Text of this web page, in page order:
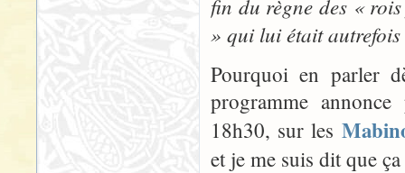
fin du règne des «
» qui lui était autrefois
Pourquoi en parler
programme
18h30, sur les
et je me suis dit que